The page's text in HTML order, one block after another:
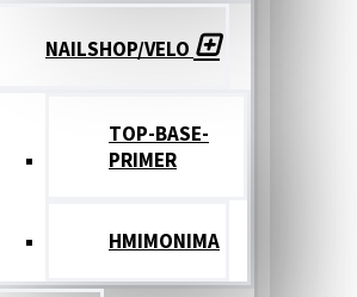
NAILSHOP/VELO
TOP-BASE-
PRIMER
ΗΜΙΜΟΝΙΜΑ